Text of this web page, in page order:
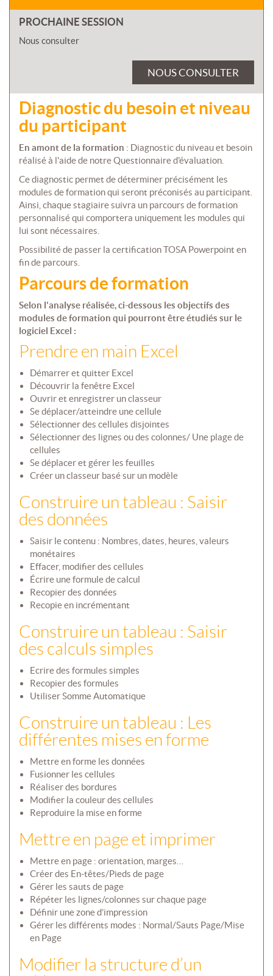
PROCHAINE SESSION
Nous consulter
NOUS CONSULTER
Diagnostic du besoin et niveau
du participant
En amont de la formation : Diagnostic du niveau et besoin
réalisé à l'aide de notre Questionnaire d'évaluation.
Ce diagnostic permet de déterminer précisément les
modules de formation qui seront préconisés au participant.
Ainsi, chaque stagiaire suivra un parcours de formation
personnalisé qui comportera uniquement les modules qui
lui sont nécessaires.
Possibilité de passer la certification TOSA Powerpoint en
fin de parcours.
Parcours de formation
Selon l'analyse réalisée, ci-dessous les objectifs des
modules de formation qui pourront être étudiés sur le
logiciel Excel :
Prendre en main Excel
Démarrer et quitter Excel
Découvrir la fenêtre Excel
Ouvrir et enregistrer un classeur
Se déplacer/atteindre une cellule
Sélectionner des cellules disjointes
Sélectionner des lignes ou des colonnes/ Une plage de
cellules
Se déplacer et gérer les feuilles
Créer un classeur basé sur un modèle
Construire un tableau : Saisir
des données
Saisir le contenu : Nombres, dates, heures, valeurs
monétaires
Effacer, modifier des cellules
Écrire une formule de calcul
Recopier des données
Recopie en incrémentant
Construire un tableau : Saisir
des calculs simples
Ecrire des formules simples
Recopier des formules
Utiliser Somme Automatique
Construire un tableau : Les
différentes mises en forme
Mettre en forme les données
Fusionner les cellules
Réaliser des bordures
Modifier la couleur des cellules
Reproduire la mise en forme
Mettre en page et imprimer
Mettre en page : orientation, marges…
Créer des En-têtes/Pieds de page
Gérer les sauts de page
Répéter les lignes/colonnes sur chaque page
Définir une zone d’impression
Gérer les différents modes : Normal/Sauts Page/Mise
en Page
Modifier la structure d’un